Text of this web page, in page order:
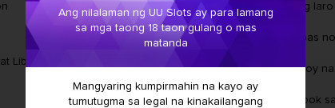
Libreng
Pinakamalaking Panalo
Manalo ng hanggang 4,000 beses
Uri ng laro
Inilabas
Patuloy
Tampok
Ang nilalaman ng UU Slots ay para lamang
sa mga taong 18 taon gulang o mas
matanda
Mangyaring kumpirmahin na kayo ay
tumutugma sa legal na kinakailangang